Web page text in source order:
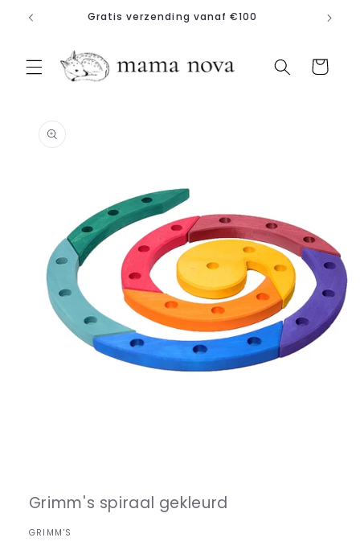
naar de Gratis verzending vanaf €100
Winkelwagen
modaal
Grimm's spiraal gekleurd
GRIMM'S